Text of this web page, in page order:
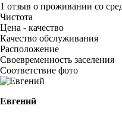
1 отзыв о проживании со
Чистота
Цена - качество
Качество обслуживания
Расположение
Своевременность заселения
Соответствие фото
Евгений